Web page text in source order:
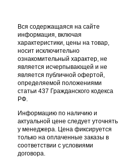
Вся содержащаяся на сайте
информация, включая
характеристики, цены на товар,
носит исключительно
ознакомительный характер, не
является исчерпывающей и не
является публичной офертой,
определяемой положениями
статьи 437 Гражданского кодекса
РФ.
Информацию по наличию и
актуальной цене следует уточнять
у менеджера. Цена фиксируется
только на оплаченные заказы в
соответствии с условиями
договора.